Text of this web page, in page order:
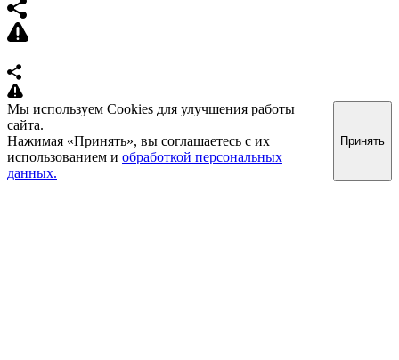
Мы используем Cookies для улучшения работы
сайта.
Нажимая «Принять», вы соглашаетесь с их
использованием и обработкой персональных
данных.
Принять